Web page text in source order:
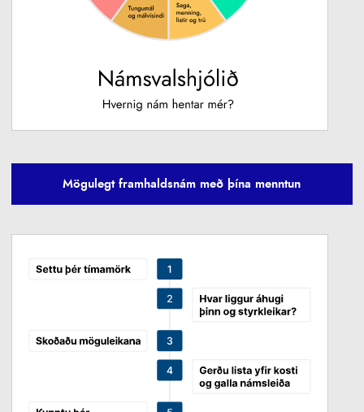
Mögulegt framhaldsnám með þína menntun